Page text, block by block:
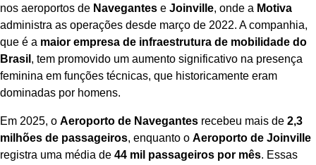
nos aeroportos de Navegantes e Joinville, onde a Motiva
administra as operações desde março de 2022. A companhia,
que é a maior empresa de infraestrutura de mobilidade do
Brasil , tem promovido um aumento significativo na presença
feminina em funções técnicas, que historicamente eram
dominadas por homens.
Em 2025, o Aeroporto de Navegantes recebeu mais de 2,3
milhões de passageiros, enquanto o Aeroporto de Joinville
registra uma média de 44 mil passageiros por mês. Essas